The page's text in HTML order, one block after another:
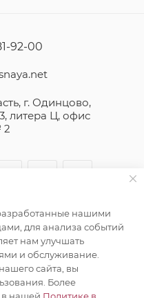
92-00
г. Одинцово,
литера Ц, офис
Все права защищены
нашими
для анализа событий
нам улучшать
и обслуживание.
сайта, вы
Более